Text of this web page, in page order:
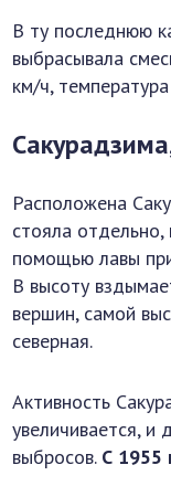
В ту последнюю
выбрасывала
км/ч,
Расположена
стояла
помощью лавы
В высоту
вершин, самой
северная.
Активность
увеличивается,
выбросов. С 1955